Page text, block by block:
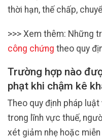
thời hạn, thế chấp,
>>> Xem thêm: Những
công chứng theo quy
Trường hợp nào
phạt khi chậm kê
Theo quy định pháp
trong lĩnh vực thuế,
xét giảm nhẹ hoặc miễn